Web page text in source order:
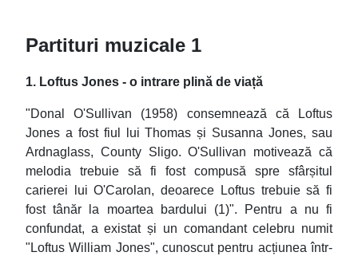
Partituri muzicale 1
1. Loftus Jones - o intrare plină de viață
"Donal O'Sullivan (1958) consemnează că Loftus
Jones a fost fiul lui Thomas și Susanna Jones, sau
Ardnaglass, County Sligo. O'Sullivan motivează că
melodia trebuie să fi fost compusă spre sfârșitul
carierei lui O'Carolan, deoarece Loftus trebuie să fi
fost tânăr la moartea bardului (1)". Pentru a nu fi
confundat, a existat și un comandant celebru numit
"Loftus William Jones", cunoscut pentru acțiunea într-